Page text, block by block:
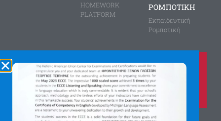
HOMEWORK
PLATFORM
ΡΟΜΠΟΤΙΚΗ
Εκπαιδευτική
Ρομποτική
Καλέστε μας τώρα στο
210 8028149
για περισσότερες πληροφορίες